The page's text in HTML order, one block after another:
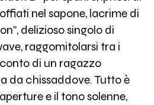
nel sapone, lacrime di
delizioso singolo di
raggomitolarsi tra i
di un ragazzo
da chissaddove. Tutto è
e il tono solenne,